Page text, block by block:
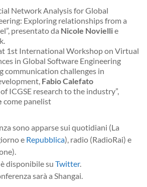
Network Analysis for Global
Exploring relationships from a
presentato da Nicole Noviellie
1st International Workshop on Virtual
in Global Software Engineering
communication challenges in
Fabio Calefato
ICGSE research to the industry”,
come panelist
sono apparse sui quotidiani (La
e Repubblica), radio (RadioRai) e
è disponibile suTwitter.
sarà a Shangai.